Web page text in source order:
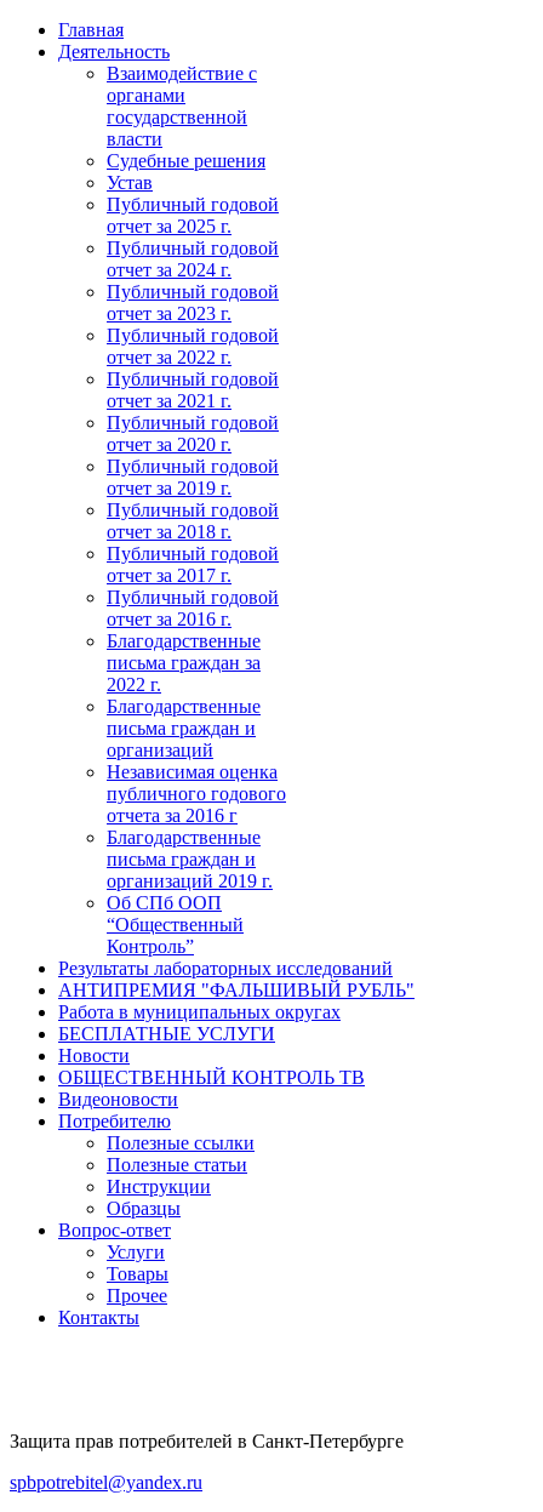
Главная
Деятельность
Взаимодействие с
органами
государственной
власти
Судебные решения
Устав
Публичный годовой
отчет за 2025 г.
Публичный годовой
отчет за 2024 г.
Публичный годовой
отчет за 2023 г.
Публичный годовой
отчет за 2022 г.
Публичный годовой
отчет за 2021 г.
Публичный годовой
отчет за 2020 г.
Публичный годовой
отчет за 2019 г.
Публичный годовой
отчет за 2018 г.
Публичный годовой
отчет за 2017 г.
Публичный годовой
отчет за 2016 г.
Благодарственные
письма граждан за
2022 г.
Благодарственные
письма граждан и
организаций
Независимая оценка
публичного годового
отчета за 2016 г
Благодарственные
письма граждан и
организаций 2019 г.
Об СПб ООП
“Общественный
Контроль”
Результаты лабораторных исследований
АНТИПРЕМИЯ "ФАЛЬШИВЫЙ РУБЛЬ"
Работа в муниципальных округах
БЕСПЛАТНЫЕ УСЛУГИ
Новости
ОБЩЕСТВЕННЫЙ КОНТРОЛЬ ТВ
Видеоновости
Потребителю
Полезные ссылки
Полезные статьи
Инструкции
Образцы
Вопрос-ответ
Услуги
Товары
Прочее
Контакты
Защита прав потребителей в Санкт-Петербурге
spbpotrebitel@yandex.ru